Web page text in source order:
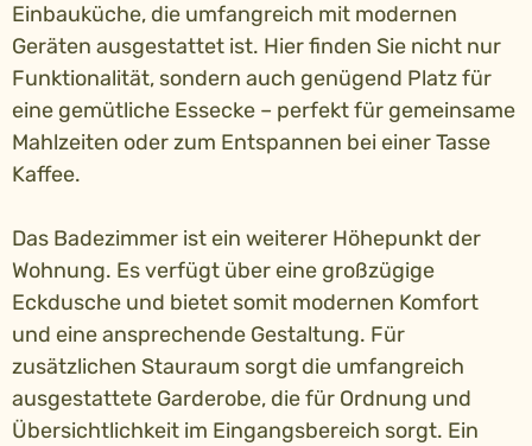
Einbauküche, die umfangreich mit modernen
Geräten ausgestattet ist. Hier finden Sie nicht nur
Funktionalität, sondern auch genügend Platz für
eine gemütliche Essecke – perfekt für gemeinsame
Mahlzeiten oder zum Entspannen bei einer Tasse
Kaffee.
Das Badezimmer ist ein weiterer Höhepunkt der
Wohnung. Es verfügt über eine großzügige
Eckdusche und bietet somit modernen Komfort
und eine ansprechende Gestaltung. Für
zusätzlichen Stauraum sorgt die umfangreich
ausgestattete Garderobe, die für Ordnung und
Übersichtlichkeit im Eingangsbereich sorgt. Ein